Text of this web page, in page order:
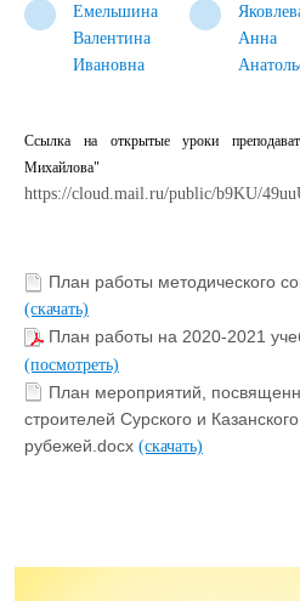
Емельшина
Валентина
Ивановна
Анна
Ссылка на открытые уроки
Михайлова"
https://cloud.mail.ru/public/b9KU/
План работы методического
(скачать)
План работы на 2020-2021
(посмотреть)
План мероприятий,
строителей Сурского и
рубежей.docx (скачать)